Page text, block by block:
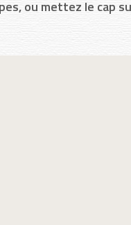
ou mettez le cap